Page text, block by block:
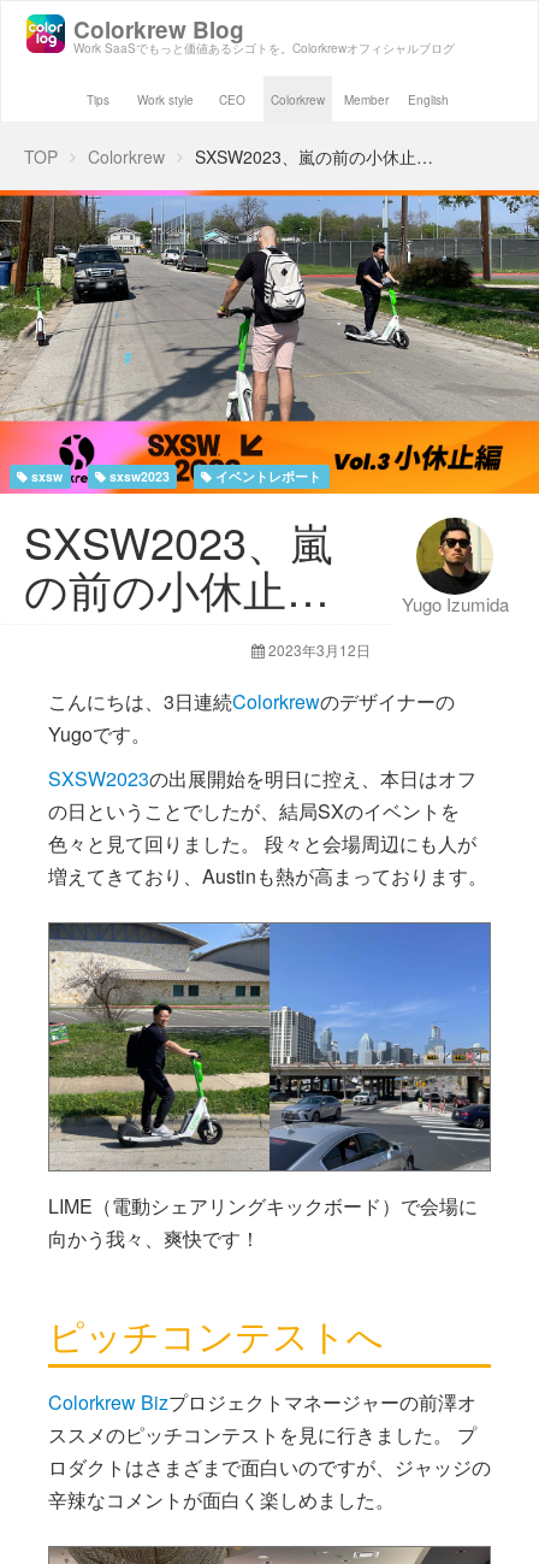
Work SaaSでもっと価値あるシゴトを。Colorkrewオフィシャルブログ
Colorkrew Blog
Tips Work style CEO Colorkrew Member English
TOP Colorkrew SXSW2023、嵐の前の小休止…
sxsw sxsw2023 イベントレポート
SXSW2023、嵐
の前の小休止…
2023年3月12日
Yugo Izumida
こんにちは、3日連続Colorkrewのデザイナーの
Yugoです。
SXSW2023の出展開始を明日に控え、本日はオフ
の日ということでしたが、結局SXのイベントを
色々と見て回りました。 段々と会場周辺にも人が
増えてきており、Austinも熱が高まっております。
LIME（電動シェアリングキックボード）で会場に
向かう我々、爽快です！
ピッチコンテストへ
Colorkrew Bizプロジェクトマネージャーの前澤オ
ススメのピッチコンテストを見に行きました。 プ
ロダクトはさまざまで面白いのですが、ジャッジの
辛辣なコメントが面白く楽しめました。